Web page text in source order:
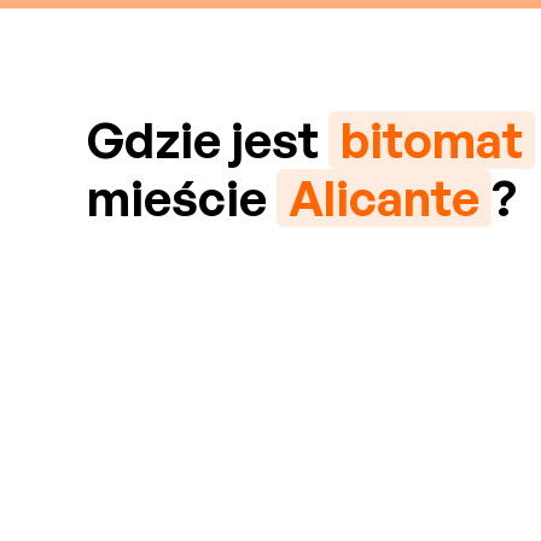
Gdzie jest bitomat
mieście Alicante ?